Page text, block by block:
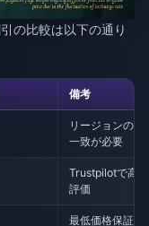
の比較は以下の通り
備考
リージョンの
一致が必要
Trustpilotで高
評価
最低価格保証